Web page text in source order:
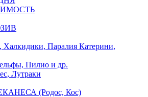
Халкидики, Паралия Катерини,
Пилио и др.
Лутраки
(Родос, Кос)